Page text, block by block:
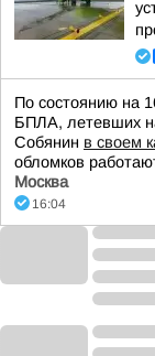
По состоянию на
БПЛА, летевших
Собянин в своем
обломков
Москва
16:04